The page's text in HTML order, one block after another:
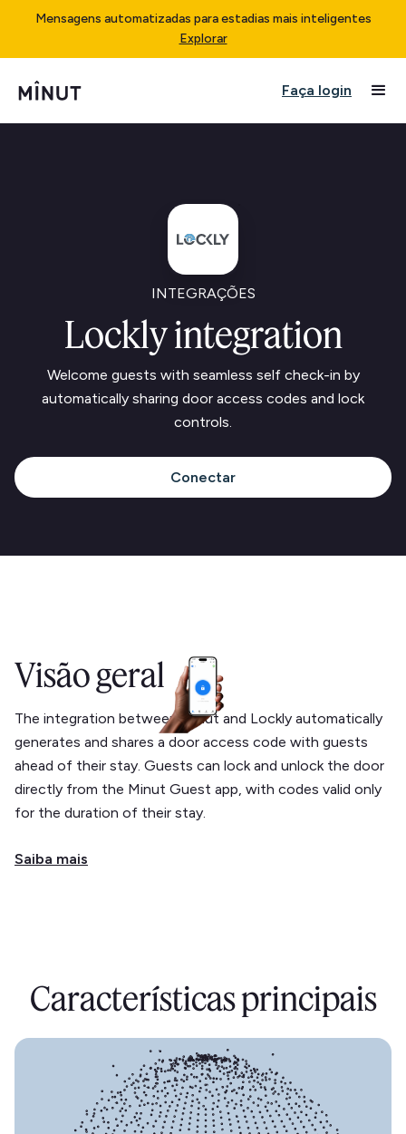
Mensagens automatizadas para estadias mais inteligentes
Explorar
Faça login
INTEGRAÇÕES
Lockly integration
Welcome guests with seamless self check-in by
automatically sharing door access codes and lock
controls.
Conectar
Visão geral
The integration between Minut and Lockly automatically
generates and shares a door access code with guests
ahead of their stay. Guests can lock and unlock the door
directly from the Minut Guest app, with codes valid only
for the duration of their stay.
Saiba mais
Características principais